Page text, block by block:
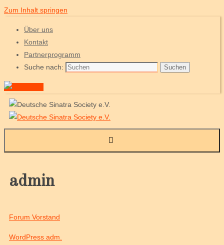
Zum Inhalt springen
Über uns
Kontakt
Partnerprogramm
Suche nach:
Suchen
admin
Forum Vorstand
WordPress adm.